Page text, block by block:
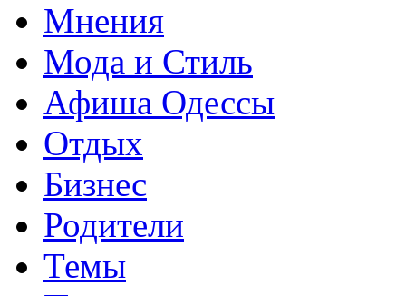
Мнения
Мода и Стиль
Афиша Одессы
Отдых
Бизнес
Родители
Темы